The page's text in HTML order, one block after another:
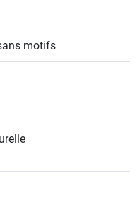
motifs